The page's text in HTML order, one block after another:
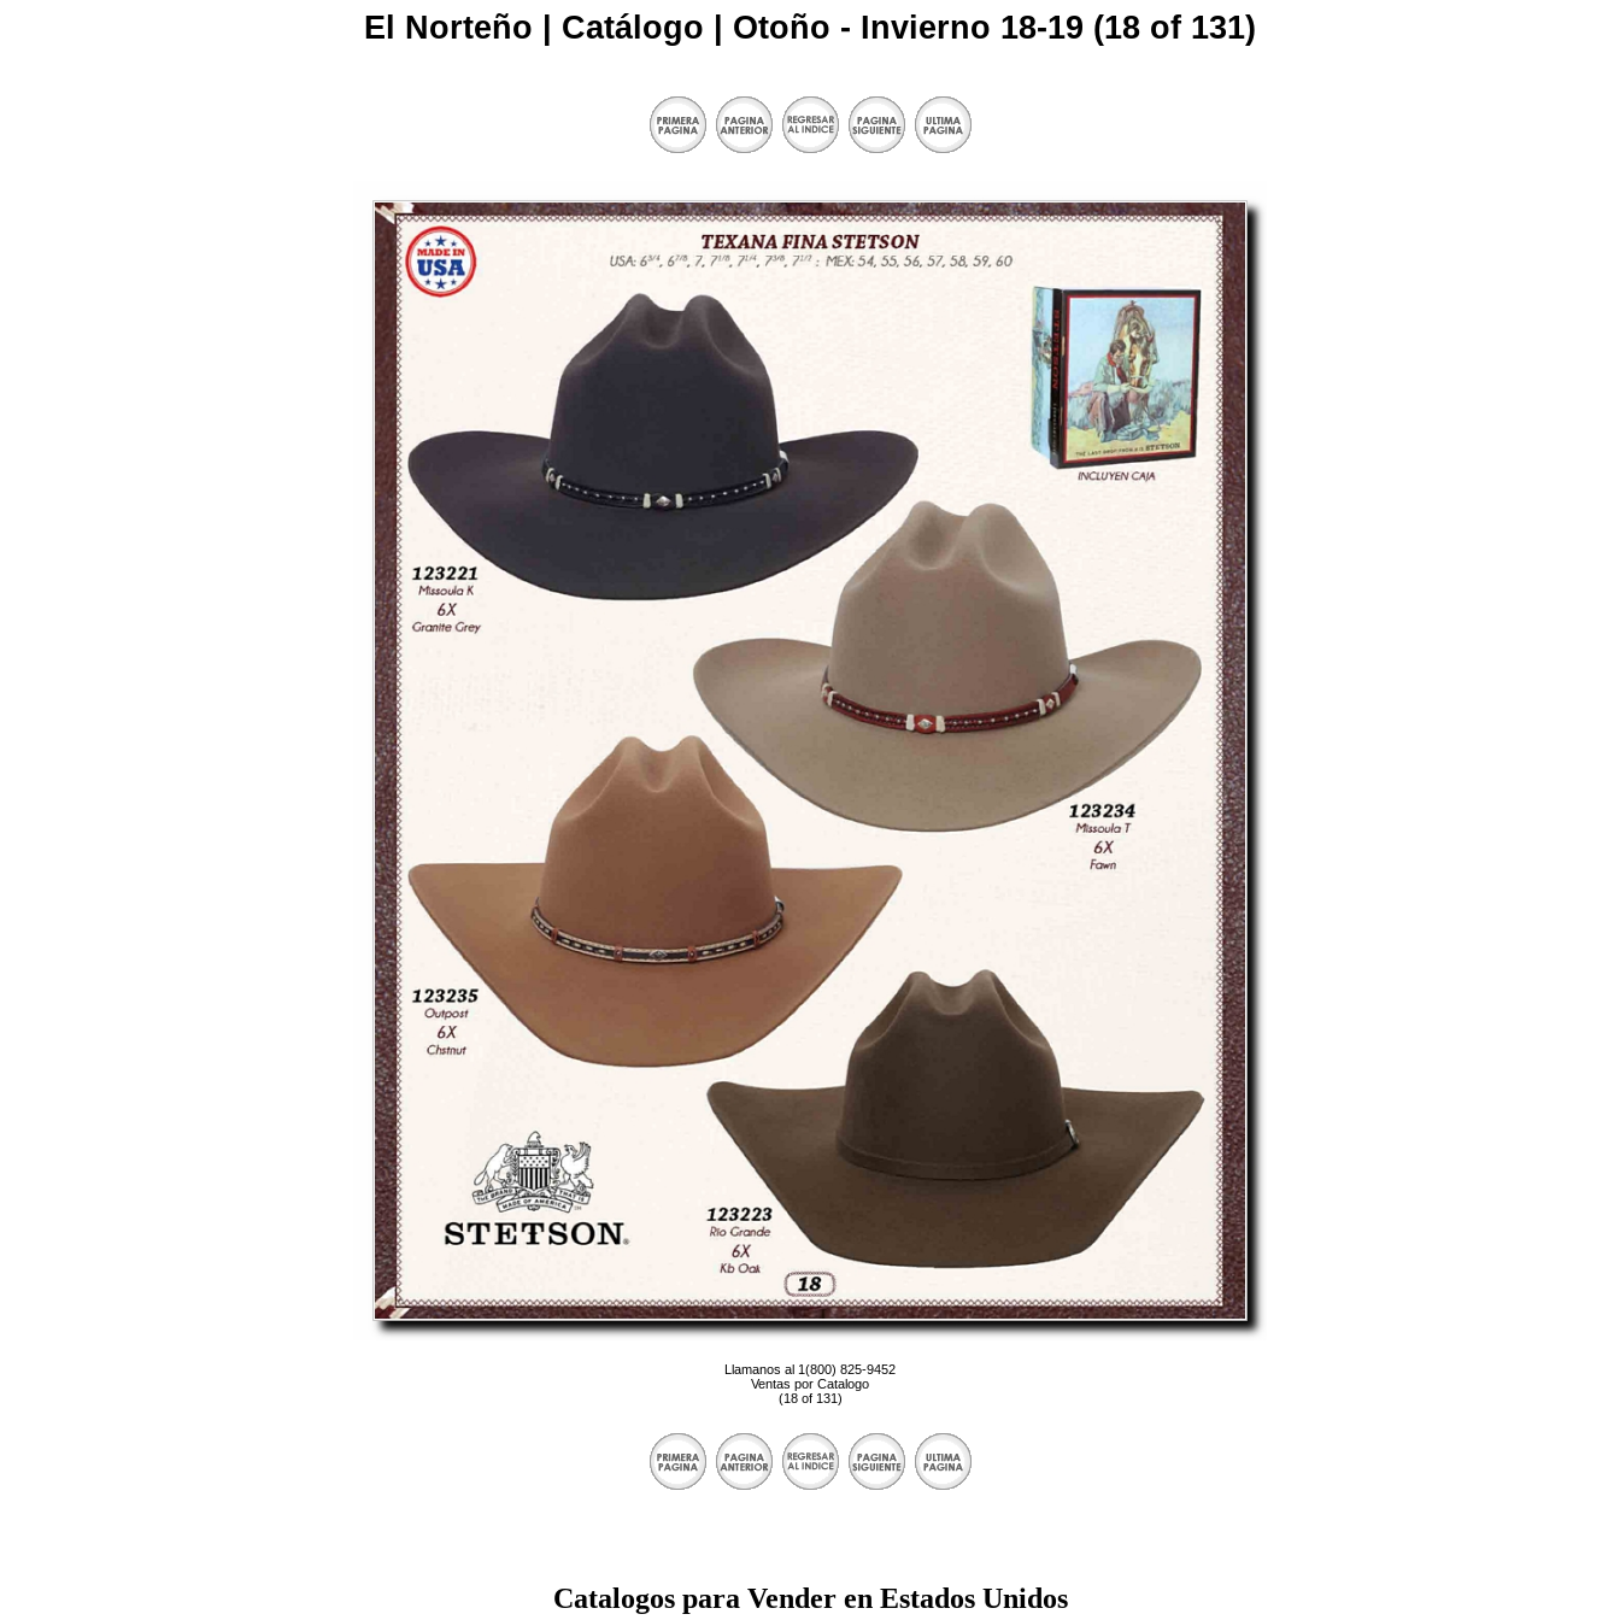
El Norteño | Catálogo | Otoño - Invierno 18-19 (18 of 131)
Llamanos al 1(800) 825-9452
Ventas por Catalogo
(18 of 131)
Catalogos para Vender en Estados Unidos